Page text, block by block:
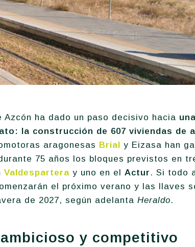
Azcón ha dado un paso decisivo hacia
la construcción de 607 viviendas de
aragonesas Brial y Eizasa han
75 años los bloques previstos en
Valdespartera y uno en el Actur . Si todo
el próximo verano y las llaves
de 2027, según adelanta Heraldo.
y competitivo